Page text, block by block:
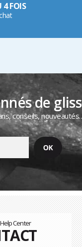
4 FOIS
de
conseils,
Center